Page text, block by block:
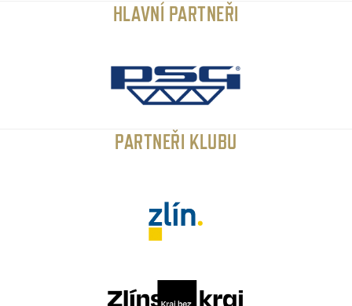
HLAVNÍ PARTNEŘI
PARTNEŘI KLUBU